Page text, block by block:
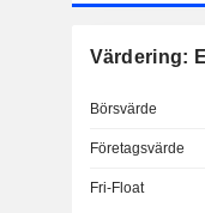
Värdering:
Börsvärde
Företagsvärde
Fri-Float